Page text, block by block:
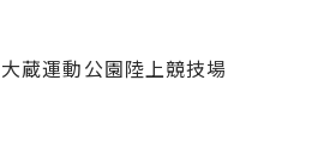
運動公園陸上競技場